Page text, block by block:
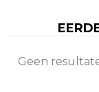
Geen